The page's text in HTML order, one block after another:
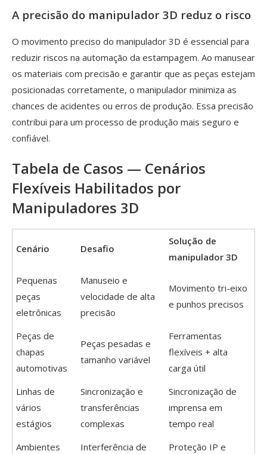
A precisão do manipulador 3D reduz o risco
O movimento preciso do manipulador 3D é essencial para
reduzir riscos na automação da estampagem. Ao manusear
os materiais com precisão e garantir que as peças estejam
posicionadas corretamente, o manipulador minimiza as
chances de acidentes ou erros de produção. Essa precisão
contribui para um processo de produção mais seguro e
confiável.
Tabela de Casos — Cenários
Flexíveis Habilitados por
Manipuladores 3D
Cenário Desafio
Solução de
manipulador 3D
Pequenas
peças
eletrônicas
Manuseio e
velocidade de alta
precisão
Movimento tri-eixo
e punhos precisos
Peças de
chapas
automotivas
Peças pesadas e
tamanho variável
Ferramentas
flexíveis + alta
carga útil
Linhas de
vários
estágios
Sincronização e
transferências
complexas
Sincronização de
imprensa em
tempo real
Ambientes
Interferência de
Proteção IP e